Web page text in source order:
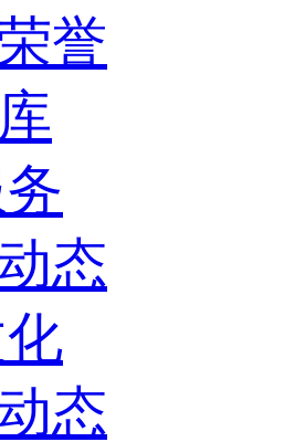
誉
态
态